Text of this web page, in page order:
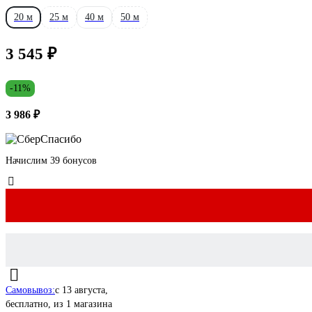
20 м 25 м 40 м 50 м
3 545 ₽
-11%
3 986 ₽
Начислим 39 бонусов
Самовывоз:c 13 августа,
бесплатно , из 1 магазина